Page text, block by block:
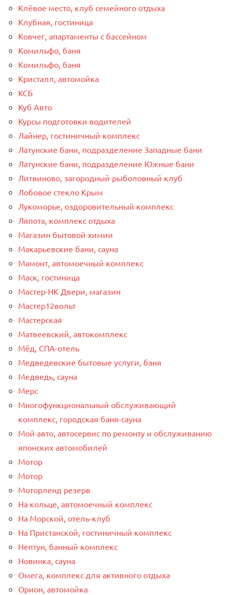
Клёвое место, клуб семейного отдыха
Клубная, гостиница
Ковчег, апартаменты с бассейном
Комильфо, баня
Комильфо, баня
Кристалл, автомойка
КСБ
Куб Авто
Курсы подготовки водителей
Лайнер, гостиничный комплекс
Латунские бани, подразделение Западные бани
Латунские бани, подразделение Южные бани
Литвиново, загородный рыболовный клуб
Лобовое стекло Крым
Лукоморье, оздоровительный комплекс
Ляпота, комплекс отдыха
Магазин бытовой химии
Макарьевские бани, сауна
Мамонт, автомоечный комплекс
Маск, гостиница
Мастер-НК Двери, магазин
Мастер12вольт
Мастерская
Матвеевский, автокомплекс
Мёд, СПА-отель
Медведевские бытовые услуги, баня
Медведь, сауна
Мерс
Многофункциональный обслуживающий
комплекс, ​городская баня-сауна
Мой авто, автосервис по ремонту и обслуживанию
японских автомобилей
Мотор
Мотор
Моторленд резерв
На кольце, автомоечный комплекс
На Морской, отель-клуб
На Пристанской, гостиничный комплекс
Нептун, банный комплекс
Новинка, сауна
Омега, комплекс для активного отдыха
Орион, автомойка